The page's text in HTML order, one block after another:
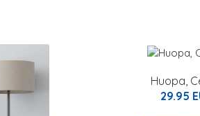
Huopa,
29.95